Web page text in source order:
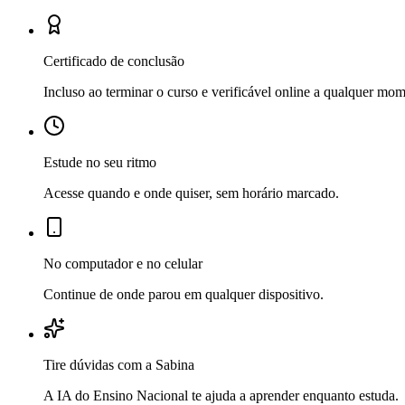
Certificado de conclusão
Incluso ao terminar o curso e verificável online a qualquer
Estude no seu ritmo
Acesse quando e onde quiser, sem horário marcado.
No computador e no celular
Continue de onde parou em qualquer dispositivo.
Tire dúvidas com a Sabina
A IA do Ensino Nacional te ajuda a aprender enquanto estuda.